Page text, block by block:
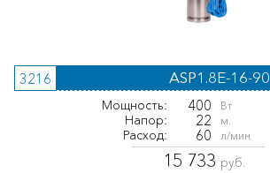
3216 ASP1.8E-16-90
Мощность: 400 Вт
Напор: 22 м.
Расход: 60 л/мин
15 733 руб.